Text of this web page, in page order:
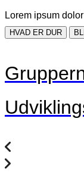
Lorem ipsum
HVAD ER DUR